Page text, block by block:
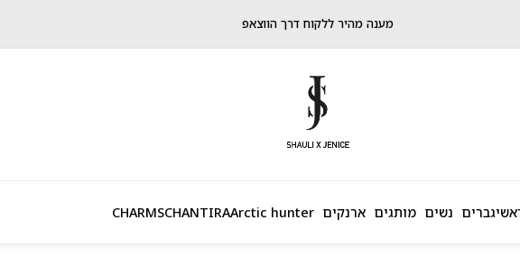
מענה מהיר ללקוח דרך הווצאפ
גברים נשים מותגים ארנקים Arctic hunter
CHANTIRA
CHARMS